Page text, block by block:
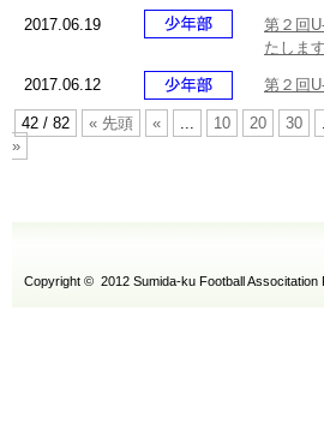
2017.06.19
第２回
たします
2017.06.12 第２回
42 / 82 « 先頭 « 10 20 30
»
Copyright © 2012 Sumida-ku Football Associtation